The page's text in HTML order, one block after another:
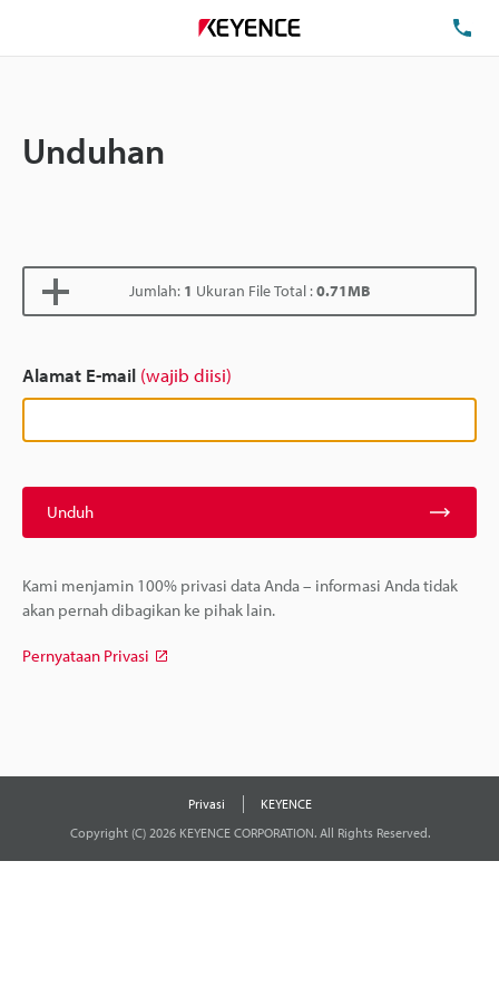
Unduhan
Jumlah: 1 Ukuran File Total :0.71MB
Alamat E-mail (wajib diisi)
Unduh
Kami menjamin 100% privasi data Anda – informasi Anda tidak
akan pernah dibagikan ke pihak lain.
Pernyataan Privasi
Privasi
KEYENCE
Copyright (C) 2026 KEYENCE CORPORATION. All Rights Reserved.